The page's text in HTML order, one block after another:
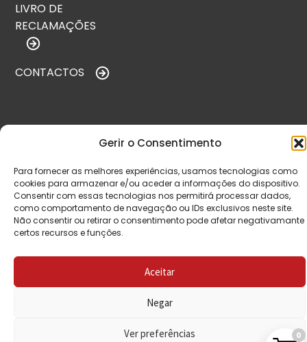
Gerir o Consentimento
Para fornecer as melhores experiências, usamos tecnologias como
cookies para armazenar e/ou aceder a informações do dispositivo.
Consentir com essas tecnologias nos permitirá processar dados,
como comportamento de navegação ou IDs exclusivos neste site.
Não consentir ou retirar o consentimento pode afetar negativamante
certos recursos e funções.
Aceitar
Negar
Ver preferências
LIVRO DE
RECLAMAÇÕES
CONTACTOS
VISITE-NOS
© Copyright 2026 Saída de Emergência. Todos os
direitos reservados.
0